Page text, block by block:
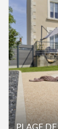
PLAGE